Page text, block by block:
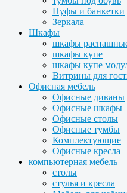
Пуфы и банкетки
Зеркала
Шкафы
шкафы
шкафы купе
шкафы купе
Витрины для
Офисная мебель
Офисные диваны
Офисные шкафы
Офисные столы
Офисные тумбы
Комплектующие
Офисные кресла
компьютерная мебель
столы
стулья и кресла